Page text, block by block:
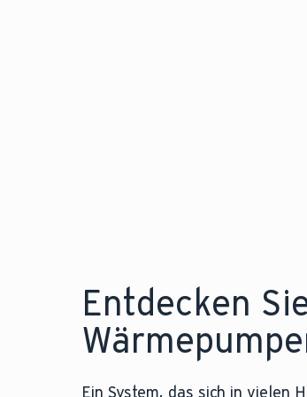
Entdecken
Ein System, das sich in vielen